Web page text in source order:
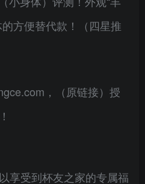
，（原链接）授
享受到杯友之家的专属福